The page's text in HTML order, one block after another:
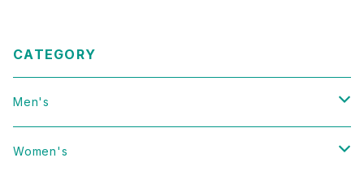
CATEGORY
Men's
Vintage
Women's